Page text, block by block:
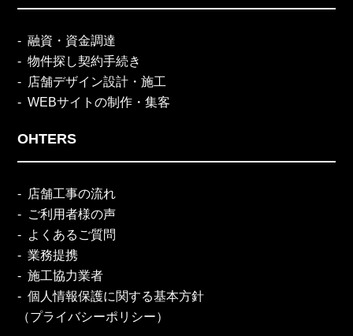
融資・資金調達
物件探し契約手続き
店舗デザイン設計・施工
WEBサイトの制作・集客
OHTERS
店舗工事の流れ
ご利用者様の声
よくあるご質問
業務提携
施工協力業者
個人情報保護に関する基本方針
（プライバシーポリシー）